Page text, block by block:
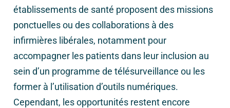
établissements de santé proposent des missions
ponctuelles ou des collaborations à des
infirmières libérales, notamment pour
accompagner les patients dans leur inclusion au
sein d’un programme de télésurveillance ou les
former à l’utilisation d’outils numériques.
Cependant, les opportunités restent encore